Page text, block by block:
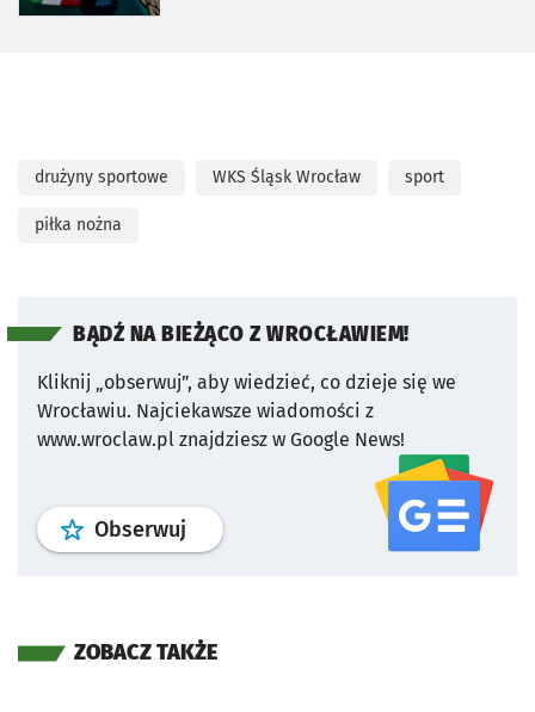
drużyny sportowe WKS Śląsk Wrocław sport
piłka nożna
BĄDŹ NA BIEŻĄCO Z WROCŁAWIEM!
Kliknij „obserwuj”, aby wiedzieć, co dzieje się we
Wrocławiu. Najciekawsze wiadomości z
www.wroclaw.pl znajdziesz w Google News!
Obserwuj profil serwisu
ZOBACZ TAKŻE